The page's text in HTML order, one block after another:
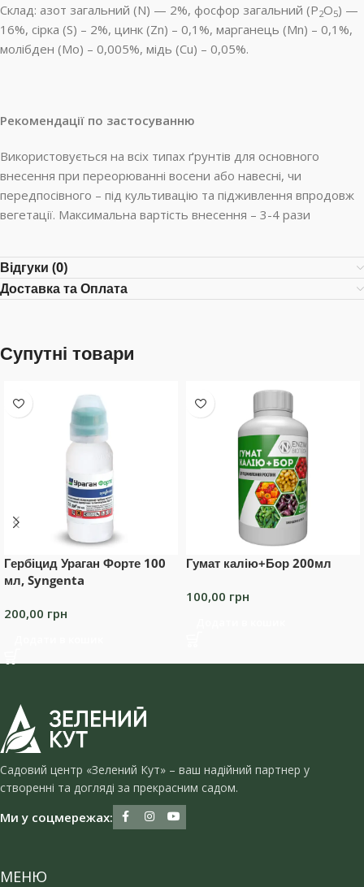
Склад: азот загальний (N) — 2%, фосфор загальний (Р2О5) —
16%, сірка (S) – 2%, цинк (Zn) – 0,1%, марганець (Mn) – 0,1%,
молібден (Mo) – 0,005%, мідь (Cu) – 0,05%.
Рекомендації по застосуванню
Використовується на всіх типах ґрунтів для основного
внесення при переорюванні восени або навесні, чи
передпосівного – під культивацію та підживлення впродовж
вегетації. Максимальна вартість внесення – 3-4 рази
Відгуки (0)
Доставка та Оплата
Супутні товари
Гербіцид Ураган Форте 100
мл, Syngenta
200,00 грн
Гумат калію+Бор 200мл
100,00 грн
Садовий центр «Зелений Кут» – ваш надійний партнер у
створенні та догляді за прекрасним садом.
Ми у соцмережах:
МЕНЮ